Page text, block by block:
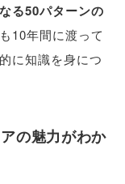
る50パターンの
10年間に渡って
に知識を身につ
の魅力がわか